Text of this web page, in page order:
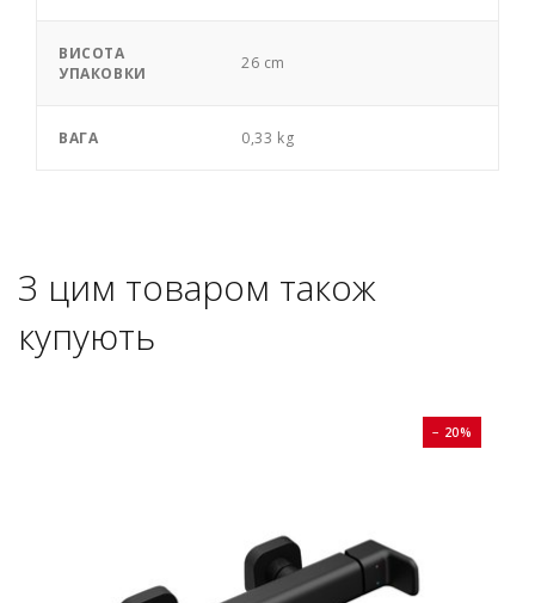
ВИСОТА
УПАКОВКИ
26 cm
ВАГА 0,33 kg
З цим товаром також
купують
− 20%